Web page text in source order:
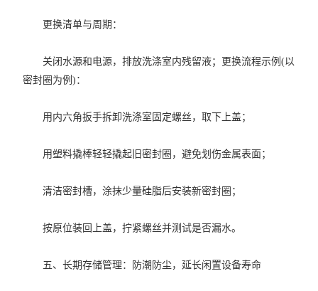
更换清单与周期：
关闭水源和电源，排放洗涤室内残留液；更换流程示例(以
密封圈为例)：
用内六角扳手拆卸洗涤室固定螺丝，取下上盖；
用塑料撬棒轻轻撬起旧密封圈，避免划伤金属表面；
清洁密封槽，涂抹少量硅脂后安装新密封圈；
按原位装回上盖，拧紧螺丝并测试是否漏水。
五、长期存储管理：防潮防尘，延长闲置设备寿命